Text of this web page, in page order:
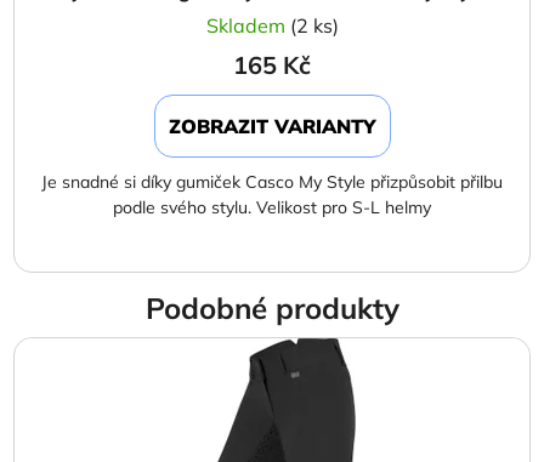
Skladem (2 ks)
165 Kč
ZOBRAZIT VARIANTY
Je snadné si díky gumiček Casco My Style přizpůsobit přilbu
podle svého stylu. Velikost pro S-L helmy
Podobné produkty